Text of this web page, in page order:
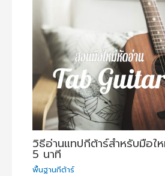
วิธีอ่านแทปกีต้าร์สำหรับมือให
5 นาที
พื้นฐานกีต้าร์